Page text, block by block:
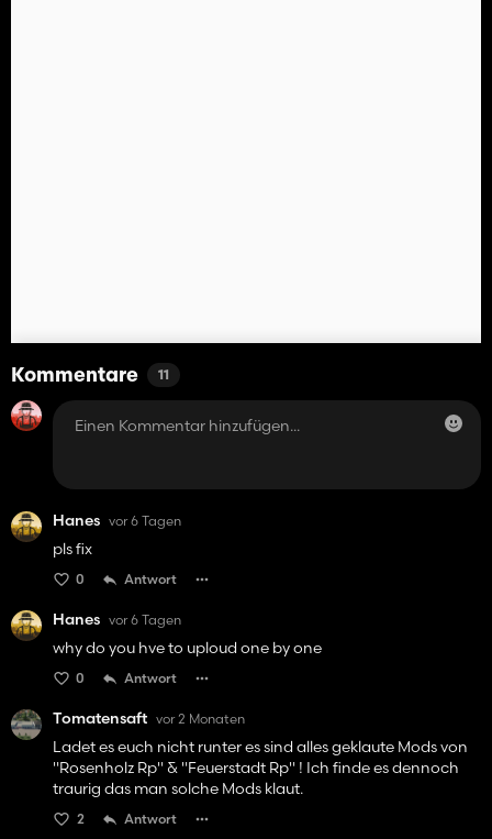
Kommentare 11
Hanes vor 6 Tagen
pls fix
0 Antwort
Hanes vor 6 Tagen
why do you hve to uploud one by one
0 Antwort
Tomatensaft vor 2 Monaten
Ladet es euch nicht runter es sind alles geklaute Mods von
"Rosenholz Rp" & "Feuerstadt Rp" ! Ich finde es dennoch
traurig das man solche Mods klaut.
2 Antwort